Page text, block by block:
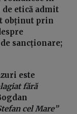
etică admit
obținut prin
sancționare;
este
fără
cel Mare”